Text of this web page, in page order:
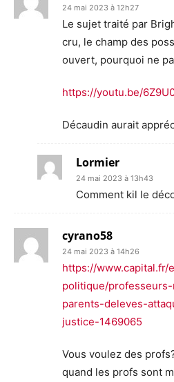
24 mai 2023 à 12h27
Le sujet traité par
cru, le champ des
ouvert, pourquoi ne
https://youtu.be/
Décaudin aurait
Lormier
24 mai 2023 à 13h43
Comment kil le
cyrano58
24 mai 2023 à 14h26
https://www.capital.fr/
politique/
parents-deleves-
justice-1469065
Vous voulez des
quand les profs sont